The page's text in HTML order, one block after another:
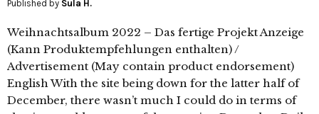
Published by Sula H.
Weihnachtsalbum 2022 – Das fertige Projekt Anzeige
(Kann Produktempfehlungen enthalten) /
Advertisement (May contain product endorsement)
English With the site being down for the latter half of
December, there wasn’t much I could do in terms of